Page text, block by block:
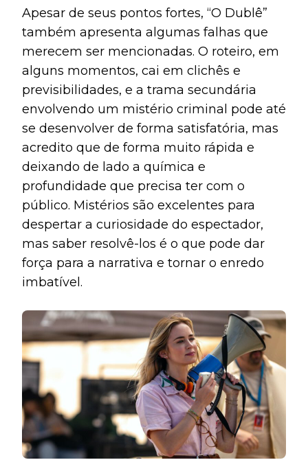
Apesar de seus pontos fortes, “O Dublê”
também apresenta algumas falhas que
merecem ser mencionadas. O roteiro, em
alguns momentos, cai em clichês e
previsibilidades, e a trama secundária
envolvendo um mistério criminal pode até
se desenvolver de forma satisfatória, mas
acredito que de forma muito rápida e
deixando de lado a química e
profundidade que precisa ter com o
público. Mistérios são excelentes para
despertar a curiosidade do espectador,
mas saber resolvê-los é o que pode dar
força para a narrativa e tornar o enredo
imbatível.